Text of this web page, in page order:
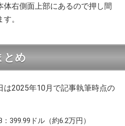
体右側面上部にあるので押し間
。
とめ
は2025年10月で記事執筆時点の
399.99ドル（約6.2万円）